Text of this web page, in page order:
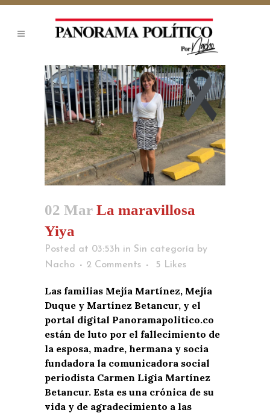
02 Mar La maravillosa
Yiya
Posted at 03:53h in Sin categoría by
Nacho
2 Comments 5 Likes
Las familias Mejía Martínez, Mejía
Duque y Martínez Betancur, y el
portal digital Panoramapolitico.co
están de luto por el fallecimiento de
la esposa, madre, hermana y socia
fundadora la comunicadora social
periodista Carmen Ligia Martínez
Betancur. Esta es una crónica de su
vida y de agradecimiento a las